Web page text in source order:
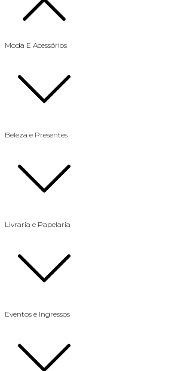
Moda E Acessórios
Beleza e Presentes
Livraria e Papelaria
Eventos e Ingressos